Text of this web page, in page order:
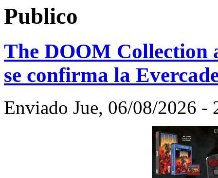
Publico
The DOOM Collection
se confirma la
Enviado Jue, 06/08/2026 -